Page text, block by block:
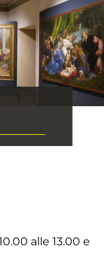
alle 13.00 e